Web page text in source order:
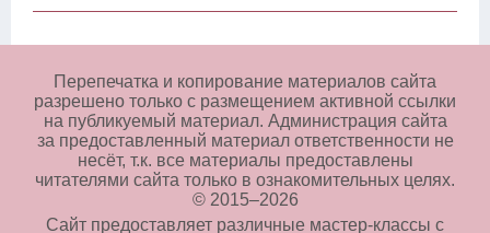
Перепечатка и копирование материалов сайта
разрешено только с размещением активной ссылки
на публикуемый материал. Администрация сайта
за предоставленный материал ответственности не
несёт, т.к. все материалы предоставлены
читателями сайта только в ознакомительных целях.
© 2015–2026
Сайт предоставляет различные мастер-классы с